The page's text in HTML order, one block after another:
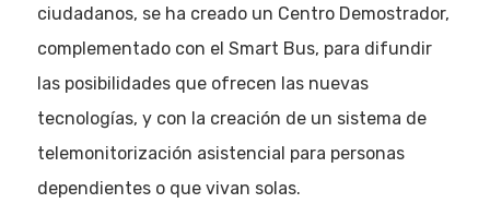
ciudadanos, se ha creado un Centro Demostrador,
complementado con el Smart Bus, para difundir
las posibilidades que ofrecen las nuevas
tecnologías, y con la creación de un sistema de
telemonitorización asistencial para personas
dependientes o que vivan solas.
Quiénes